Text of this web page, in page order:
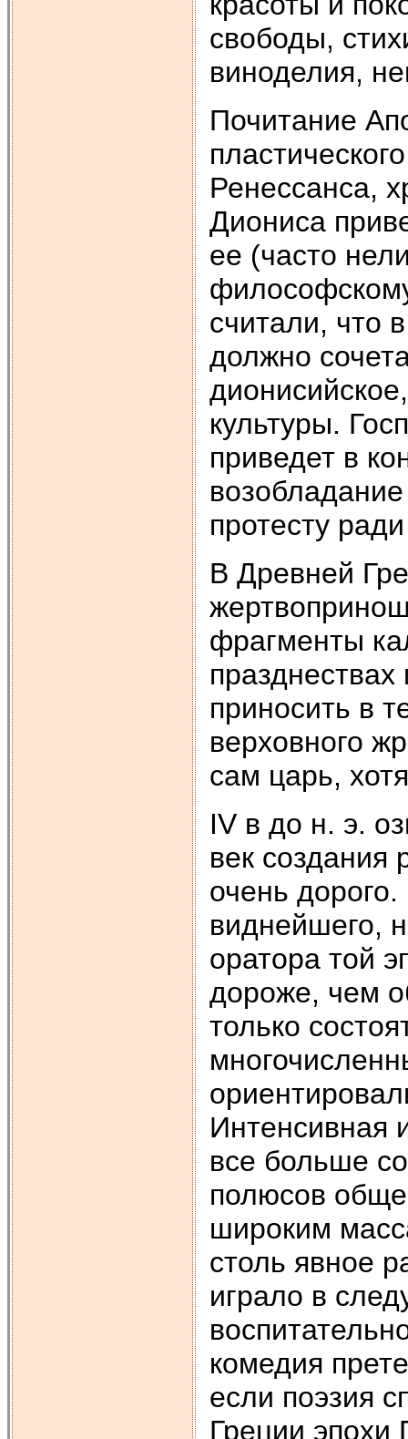
свободы,
виноделия,
Почитание
Ренессанса,
Диониса
ее (часто
считали, что
должно
культуры.
приведет в
протесту
В Древней
фрагменты
приносить в
верховного
сам царь,
IV в до н. э.
век создания
очень
виднейшего,
оратора той
дороже, чем
только
Интенсивная
все больше
полюсов
широким
столь явное
играло в
комедия
если поэзия
Греции эпохи